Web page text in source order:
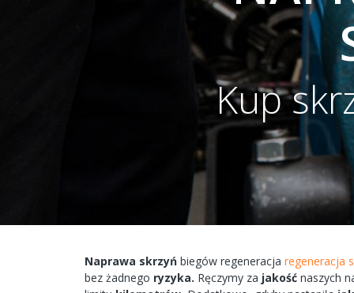
Kup
Naprawa skrzyń biegów regeneracja regeneracja
bez żadnego ryzyka. Ręczymy za jakość naszych